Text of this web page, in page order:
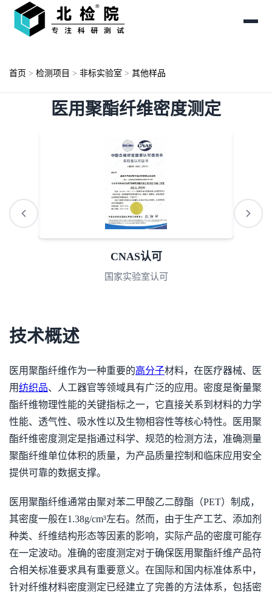
首页 > 检测项目 > 非标实验室 > 其他样品
医用聚酯纤维密度测定
AAA诚信
3A诚信单位
技术概述
医用聚酯纤维作为一种重要的高分子材料，在医疗器械、医
用纺织品、人工器官等领域具有广泛的应用。密度是衡量聚
酯纤维物理性能的关键指标之一，它直接关系到材料的力学
性能、透气性、吸水性以及生物相容性等核心特性。医用聚
酯纤维密度测定是指通过科学、规范的检测方法，准确测量
聚酯纤维单位体积的质量，为产品质量控制和临床应用安全
提供可靠的数据支撑。
医用聚酯纤维通常由聚对苯二甲酸乙二醇酯（PET）制成，
其密度一般在1.38g/cm³左右。然而，由于生产工艺、添加剂
种类、纤维结构形态等因素的影响，实际产品的密度可能存
在一定波动。准确的密度测定对于确保医用聚酯纤维产品符
合相关标准要求具有重要意义。在国际和国内标准体系中，
针对纤维材料密度测定已经建立了完善的方法体系，包括密